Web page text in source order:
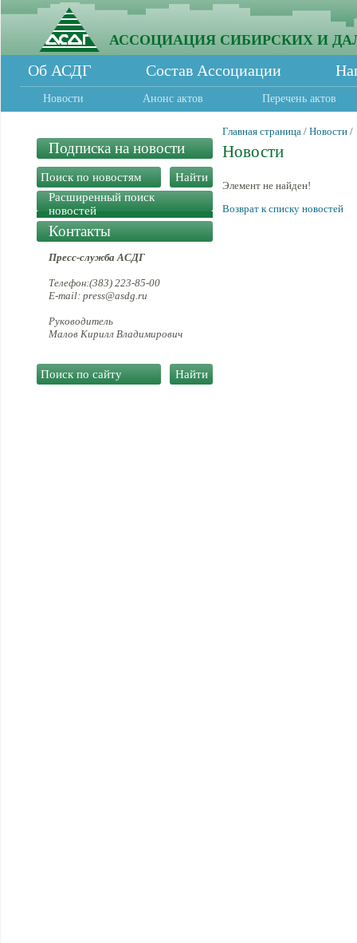
АССОЦИАЦИЯ СИБИРСКИХ И
Об АСДГ Состав Ассоциации
Новости Анонс актов Перечень актов
Подписка на новости
Расширенный поиск
новостей
Контакты
Пресс-служба АСДГ
Телефон:(383) 223-85-00
E-mail: press@asdg.ru
Руководитель
Малов Кирилл Владимирович
Главная страница / Новости /
Новости
Элемент не найден!
Возврат к списку новостей